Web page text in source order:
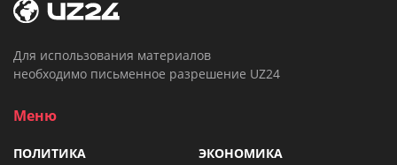
Для использования материалов
необходимо письменное разрешение UZ24
Меню
ПОЛИТИКА
ЭКОНОМИКА